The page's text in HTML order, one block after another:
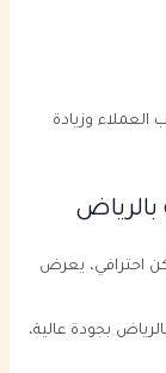
وزيادة
احترافي، يعرض
بجودة عالية،